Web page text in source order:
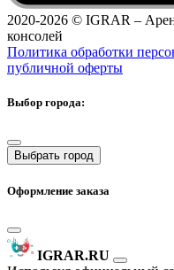
2020-2026 © IGRAR –
консолей
Политика обработки
публичной оферты
Выбор города:
Выбрать город
Оформление заказа
IGRAR.RU